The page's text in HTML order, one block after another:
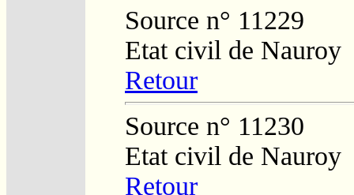
Source n° 11229
Etat civil de Nauroy
Retour
Source n° 11230
Etat civil de Nauroy
Retour